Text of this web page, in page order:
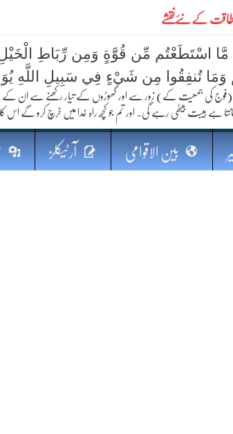
طاقت کےنئےنقشے
مستقبل
مَّا اسْتَطَعْتُم مِّن قُوَّةٍ وَمِن رِّبَاطِ
وَمَا تُنفِقُوا مِن شَيْءٍ فِي سَبِيلِ اللَّهِ يُوَفَّ
کی جمعیت کے) زور سے اور گھوڑوں کے تیار رکھنے سے ان کے
ہے ہیبت بیٹھی رہے گی۔ اور تم جو کچھ راہ خدا میں خرچ کرو گے اس کا
بین الاقوامی آرٹیکلز